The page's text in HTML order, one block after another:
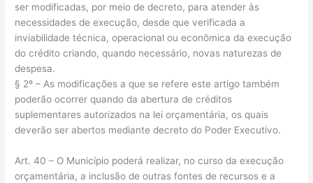
ser modificadas, por meio de decreto, para atender às
necessidades de execução, desde que verificada a
inviabilidade técnica, operacional ou econômica da execução
do crédito criando, quando necessário, novas naturezas de
despesa.
§ 2º – As modificações a que se refere este artigo também
poderão ocorrer quando da abertura de créditos
suplementares autorizados na lei orçamentária, os quais
deverão ser abertos mediante decreto do Poder Executivo.
Art. 40 – O Município poderá realizar, no curso da execução
orçamentária, a inclusão de outras fontes de recursos e a